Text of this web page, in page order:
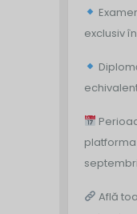
exclusiv
platforma
Află